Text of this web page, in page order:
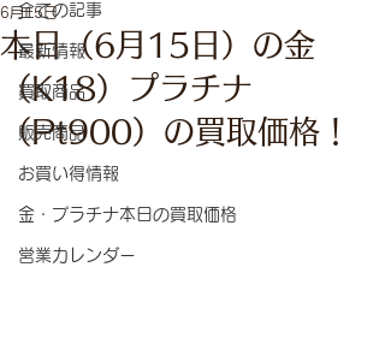
全ての記事
最新情報
買取商品
販売商品
お買い得情報
金・プラチナ本日の買取価格
営業カレンダー
本日（6月15日）の金
（K18）プラチナ
（Pt900）の買取価格！
6月15日